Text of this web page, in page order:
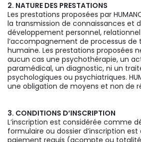
2. NATURE DES PRESTATIONS
Les prestations proposées par
la transmission de connaissances et
développement personnel,
l’accompagnement de processus
humaine. Les prestations proposées
aucun cas une psychothérapie, un
paramédical, un diagnostic, ni un
psychologiques ou psychiatriques.
une obligation de moyens et non de
3. CONDITIONS D’INSCRIPTION
L’inscription est considérée comme
formulaire ou dossier d’inscription
paiement requis (acompte ou